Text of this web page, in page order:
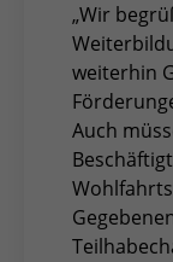
„Wir
weiterhin
Auch